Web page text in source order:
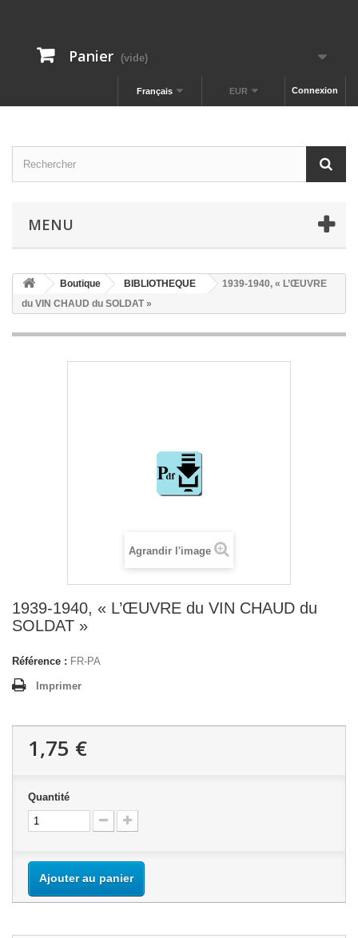
Panier (vide)
Connexion
EUR
Français
MENU
Boutique BIBLIOTHEQUE
1939-1940, « L’ŒUVRE
du VIN CHAUD du SOLDAT »
Agrandir l'image
1939-1940, « L’ŒUVRE du VIN CHAUD du
SOLDAT »
Référence : FR-PA
Imprimer
1,75 €
Quantité
Ajouter au panier